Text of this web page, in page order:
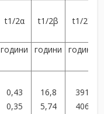
t1/2α t1/2β t1/2Y
години години години
0,43
0,35
16,8
5,74
391
406